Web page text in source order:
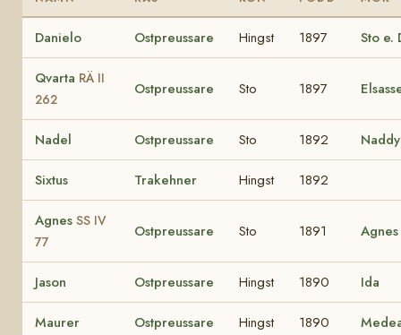
Danielo Ostpreussare Hingst 1897 Sto e.
Qvarta RÄ II
262
Ostpreussare Sto 1897
Nadel Ostpreussare Sto 1892 Naddy
Sixtus Trakehner Hingst 1892
Agnes SS IV
77
Ostpreussare Sto 1891 Agnes
Jason Ostpreussare Hingst 1890 Ida
Maurer Ostpreussare Hingst 1890